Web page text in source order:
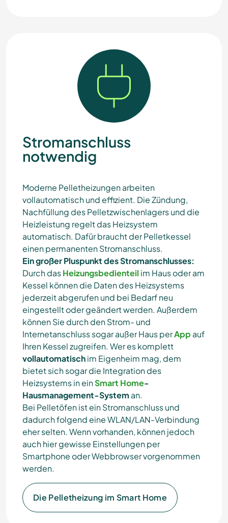
Stromanschluss
notwendig
Moderne Pelletheizungen arbeiten
vollautomatisch und effizient. Die Zündung,
Nachfüllung des Pelletzwischenlagers und die
Heizleistung regelt das Heizsystem
automatisch. Dafür braucht der Pelletkessel
einen permanenten Stromanschluss.
Ein großer Pluspunkt des Stromanschlusses:
Durch dasHeizungsbedienteil im Haus oder am
Kessel können die Daten des Heizsystems
jederzeit abgerufen und bei Bedarf neu
eingestellt oder geändert werden. Außerdem
können Sie durch den Strom- und
Internetanschluss sogar außer Haus perApp auf
Ihren Kessel zugreifen. Wer es komplett
vollautomatischim Eigenheim mag, dem
bietet sich sogar die Integration des
Heizsystems in einSmart Home-
Hausmanagement-System an.
Bei Pelletöfen ist ein Stromanschluss und
dadurch folgend eine WLAN/LAN-Verbindung
eher selten. Wenn vorhanden, können jedoch
auch hier gewisse Einstellungen per
Smartphone oder Webbrowser vorgenommen
werden.
Die Pelletheizung im Smart Home